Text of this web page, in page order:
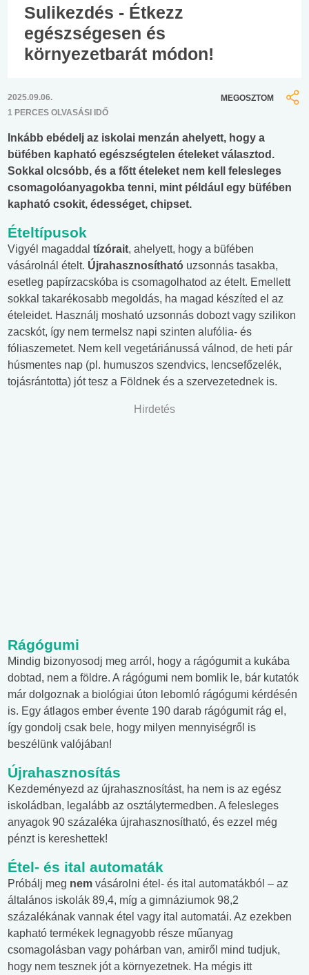
Sulikezdés - Étkezz
egészségesen és
környezetbarát módon!
2025.09.06.
1 PERCES OLVASÁSI IDŐ
MEGOSZTOM
Inkább ebédelj az iskolai menzán ahelyett, hogy a
büfében kapható egészségtelen ételeket választod.
Sokkal olcsóbb, és a főtt ételeket nem kell felesleges
csomagolóanyagokba tenni, mint például egy büfében
kapható csokit, édességet, chipset.
Ételtípusok
Vigyél magaddal tízórait, ahelyett, hogy a büfében
vásárolnál ételt. Újrahasznosítható uzsonnás tasakba,
esetleg papírzacskóba is csomagolhatod az ételt. Emellett
sokkal takarékosabb megoldás, ha magad készíted el az
ételeidet. Használj mosható uzsonnás dobozt vagy szilikon
zacskót, így nem termelsz napi szinten alufólia- és
fóliaszemetet. Nem kell vegetáriánussá válnod, de heti pár
húsmentes nap (pl. humuszos szendvics, lencsefőzelék,
tojásrántotta) jót tesz a Földnek és a szervezetednek is.
Hirdetés
Rágógumi
Mindig bizonyosodj meg arról, hogy a rágógumit a kukába
dobtad, nem a földre. A rágógumi nem bomlik le, bár kutatók
már dolgoznak a biológiai úton lebomló rágógumi kérdésén
is. Egy átlagos ember évente 190 darab rágógumit rág el,
így gondolj csak bele, hogy milyen mennyiségről is
beszélünk valójában!
Újrahasznosítás
Kezdeményezd az újrahasznosítást, ha nem is az egész
iskoládban, legalább az osztálytermedben. A felesleges
anyagok 90 százaléka újrahasznosítható, és ezzel még
pénzt is kereshettek!
Étel- és ital automaták
Próbálj meg nem vásárolni étel- és ital automatákból – az
általános iskolák 89,4, míg a gimnáziumok 98,2
százalékának vannak étel vagy ital automatái. Az ezekben
kapható termékek legnagyobb része műanyag
csomagolásban vagy pohárban van, amiről mind tudjuk,
hogy nem tesznek jót a környezetnek. Ha mégis itt